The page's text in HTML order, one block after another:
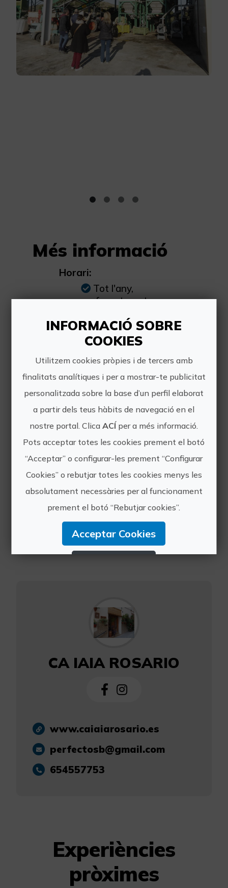
Més informació
Horari:
Tot l'any,
preferentment
en període de
recol·lecció de l'oliva
68,00€ per persona
Una altra informació:
Activitat dirigida a
grups de 4 a 8
persones. La
cancel·lació de la
reserva comporta un
cost de 25% si no es
realitza 10 dies abans
de l'arribada dels
clients
CA IAIA ROSARIO
www.caiaiarosario.es
perfectosb@gmail.com
654557753
Experiències
pròximes
INFORMACIÓ SOBRE
COOKIES
Utilitzem cookies pròpies i de tercers amb
finalitats analítiques i per a mostrar-te publicitat
personalitzada sobre la base d’un perfil elaborat
a partir dels teus hàbits de navegació en el
nostre portal. ClicaACÍper a més informació.
Pots acceptar totes les cookies prement el botó
“Acceptar” o configurar-les prement “Configurar
Cookies” o rebutjar totes les cookies menys les
absolutament necessàries per al funcionament
prement el botó “Rebutjar cookies”.
Acceptar Cookies
Més informació